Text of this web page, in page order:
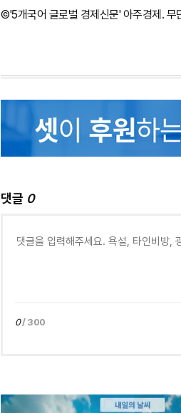
©'5개국어 글로벌 경제신문' 아주경제. 무
댓글 0
0/ 300